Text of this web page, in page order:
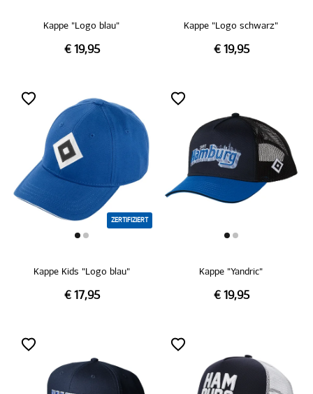
Kappe "Logo blau"
€ 19,95
Kappe "Logo schwarz"
€ 19,95
ZERTIFIZIERT
Kappe Kids "Logo blau"
€ 17,95
Kappe "Yandric"
€ 19,95